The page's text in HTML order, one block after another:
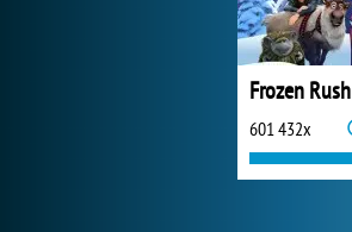
Frozen Rush
601 432x